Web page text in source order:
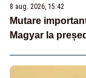
8 aug. 2026, 15:42
Mutare
Magyar la